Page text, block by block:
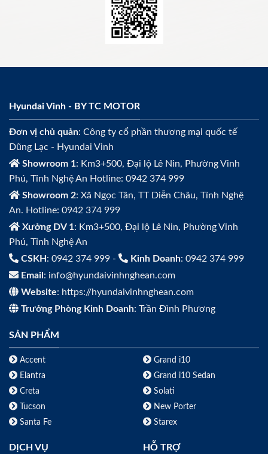
Hyundai Vinh - BY TC MOTOR
Đơn vị chủ quản: Công ty cổ phần thương mại quốc tế
Dũng Lạc - Hyundai Vinh
Showroom 1: Km3+500, Đại lộ Lê Nin, Phường Vinh
Phú, Tỉnh Nghệ An Hotline: 0942 374 999
Showroom 2: Xã Ngọc Tân, TT Diễn Châu, Tỉnh Nghệ
An. Hotline: 0942 374 999
Xưởng DV 1: Km3+500, Đại lộ Lê Nin, Phường Vinh
Phú, Tỉnh Nghệ An
CSKH : 0942 374 999 - Kinh Doanh: 0942 374 999
Email : info@hyundaivinhnghean.com
Website: https://hyundaivinhnghean.com
Trưởng Phòng Kinh Doanh: Trần Đình Phương
SẢN PHẨM
Accent
Elantra
Creta
Tucson
Santa Fe
Grand i10
Grand i10 Sedan
Solati
New Porter
Starex
DỊCH VỤ HỖ TRỢ